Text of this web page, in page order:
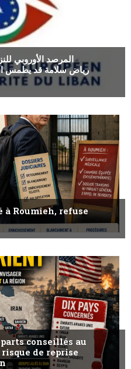
المرصد الأوروبي
رياض سلامة قد يطمس
à Roumieh, refuse
conseillés au
de reprise